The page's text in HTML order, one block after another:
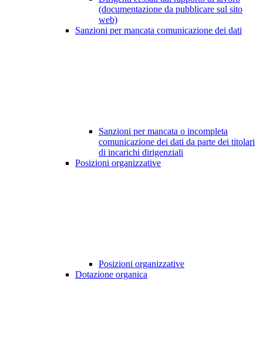
(documentazione da pubblicare sul sito
web)
Sanzioni per mancata comunicazione dei dati
Sanzioni per mancata o incompleta
comunicazione dei dati da parte dei titolari
di incarichi dirigenziali
Posizioni organizzative
Posizioni organizzative
Dotazione organica